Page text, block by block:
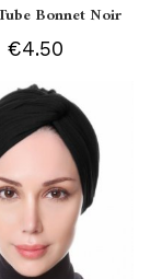
Bonnet Noir
€4.50